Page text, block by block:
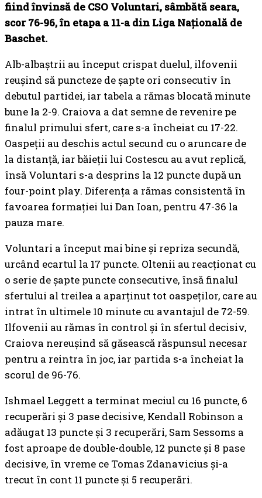
fiind învinsă de CSO Voluntari, sâmbătă seara,
scor 76-96, în etapa a 11-a din Liga Națională de
Baschet.
Alb-albaștrii au început crispat duelul, ilfovenii
reușind să puncteze de șapte ori consecutiv în
debutul partidei, iar tabela a rămas blocată minute
bune la 2-9. Craiova a dat semne de revenire pe
finalul primului sfert, care s-a încheiat cu 17-22.
Oaspeții au deschis actul secund cu o aruncare de
la distanță, iar băieții lui Costescu au avut replică,
însă Voluntari s-a desprins la 12 puncte după un
four-point play. Diferența a rămas consistentă în
favoarea formației lui Dan Ioan, pentru 47-36 la
pauza mare.
Voluntari a început mai bine și repriza secundă,
urcând ecartul la 17 puncte. Oltenii au reacționat cu
o serie de șapte puncte consecutive, însă finalul
sfertului al treilea a aparținut tot oaspeților, care au
intrat în ultimele 10 minute cu avantajul de 72-59.
Ilfovenii au rămas în control și în sfertul decisiv,
Craiova nereușind să găsească răspunsul necesar
pentru a reintra în joc, iar partida s-a încheiat la
scorul de 96-76.
Ishmael Leggett a terminat meciul cu 16 puncte, 6
recuperări și 3 pase decisive, Kendall Robinson a
adăugat 13 puncte și 3 recuperări, Sam Sessoms a
fost aproape de double-double, 12 puncte și 8 pase
decisive, în vreme ce Tomas Zdanavicius și-a
trecut în cont 11 puncte și 5 recuperări.